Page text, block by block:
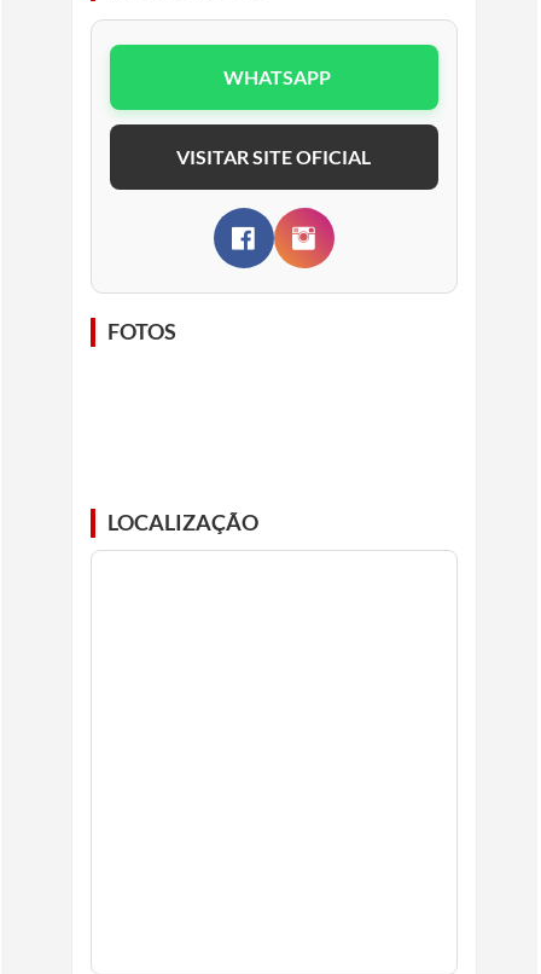
WHATSAPP
VISITAR SITE OFICIAL
FOTOS
LOCALIZAÇÃO